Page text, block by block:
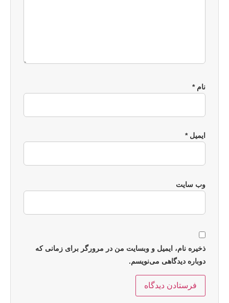
نام*
ایمیل*
وب‌ سایت
ذخیره نام، ایمیل و وبسایت من در مرورگر برای زمانی که
دوباره دیدگاهی می‌نویسم.